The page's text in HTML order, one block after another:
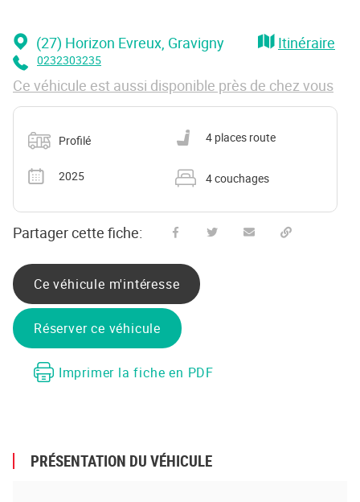
(27) Horizon Evreux , Gravigny Itinéraire
0232303235
Ce véhicule est aussi disponible près de chez vous
Catégorie
Profilé
Nombre de places carte grise
4 places route
Année
2025
Nombre de couchages
4 couchages
Partager cette fiche:
Ce véhicule m'intéresse
Réserver ce véhicule
Imprimer la fiche en PDF
PRÉSENTATION DU VÉHICULE